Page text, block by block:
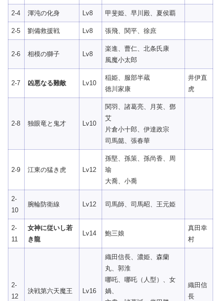
2-4 渾沌の化身 Lv8 甲斐姫、早川殿、夏侯覇
2-5 劉備救援戦 Lv8 張飛、関平、徐庶
2-6 相模の獅子 Lv8
楽進、曹仁、北条氏康
風魔小太郎
2-7 凶悪なる難敵 Lv10
稲姫、服部半蔵
徳川家康
井伊直
虎
2-8 独眼竜と鬼才 Lv10
関羽、諸葛亮、月英、鄧
艾
片倉小十郎、伊達政宗
司馬懿、張春華
2-9 江東の猛き虎 Lv12
孫堅、孫策、孫尚香、周
瑜
大喬、小喬
2-
10
腕輪防衛線 Lv12 司馬師、司馬昭、王元姫
2-
11
女神に従いし若
き龍
Lv14 鮑三娘
真田幸
村
2-
12
決戦第六天魔王 Lv16
織田信長、濃姫、森蘭
丸、郭淮
哪吒、哪吒（人型）、女
媧、
織田信
長